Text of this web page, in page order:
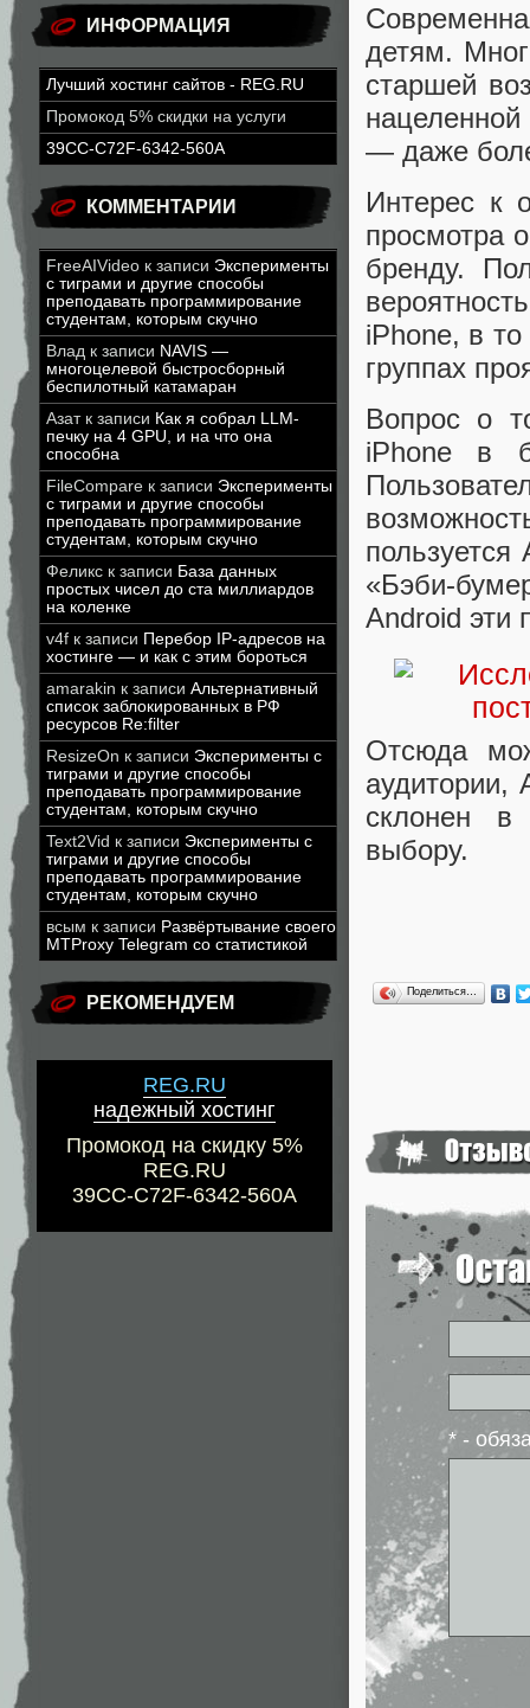
ИНФОРМАЦИЯ
Лучший хостинг сайтов - REG.RU
Промокод 5% скидки на услуги
39CC-C72F-6342-560A
КОММЕНТАРИИ
FreeAIVideo к записи Эксперименты
с тиграми и другие способы
преподавать программирование
студентам, которым скучно
Влад к записи NAVIS —
многоцелевой быстросборный
беспилотный катамаран
Азатк записи Как я собрал LLM-
печку на 4 GPU, и на что она
способна
FileCompare к записи Эксперименты
с тиграми и другие способы
преподавать программирование
студентам, которым скучно
Феликс к записи База данных
простых чисел до ста миллиардов
на коленке
v4f к записи Перебор IP-адресов на
хостинге — и как с этим бороться
amarakin к записи Альтернативный
список заблокированных в РФ
ресурсов Re:filter
ResizeOn к записи Эксперименты с
тиграми и другие способы
преподавать программирование
студентам, которым скучно
Text2Vid к записи Эксперименты с
тиграми и другие способы
преподавать программирование
студентам, которым скучно
всым к записи Развёртывание своего
MTProxy Telegram со статистикой
РЕКОМЕНДУЕМ
REG.RU
надежный хостинг
Промокод на скидку 5%
REG.RU
39CC-C72F-6342-560A
детям.
старшей
— даже
Интерес к
просмотра
бренду.
iPhone, в
группах
Вопрос о
iPhone в
«Бэби-
Android эти
Отсюда
аудитории,
склонен в
выбору.
Поделиться…
* -